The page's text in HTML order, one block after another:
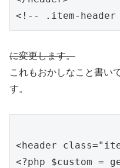
に変更します。
これもおかしなこと書い
す。
<header
<?php $custom =